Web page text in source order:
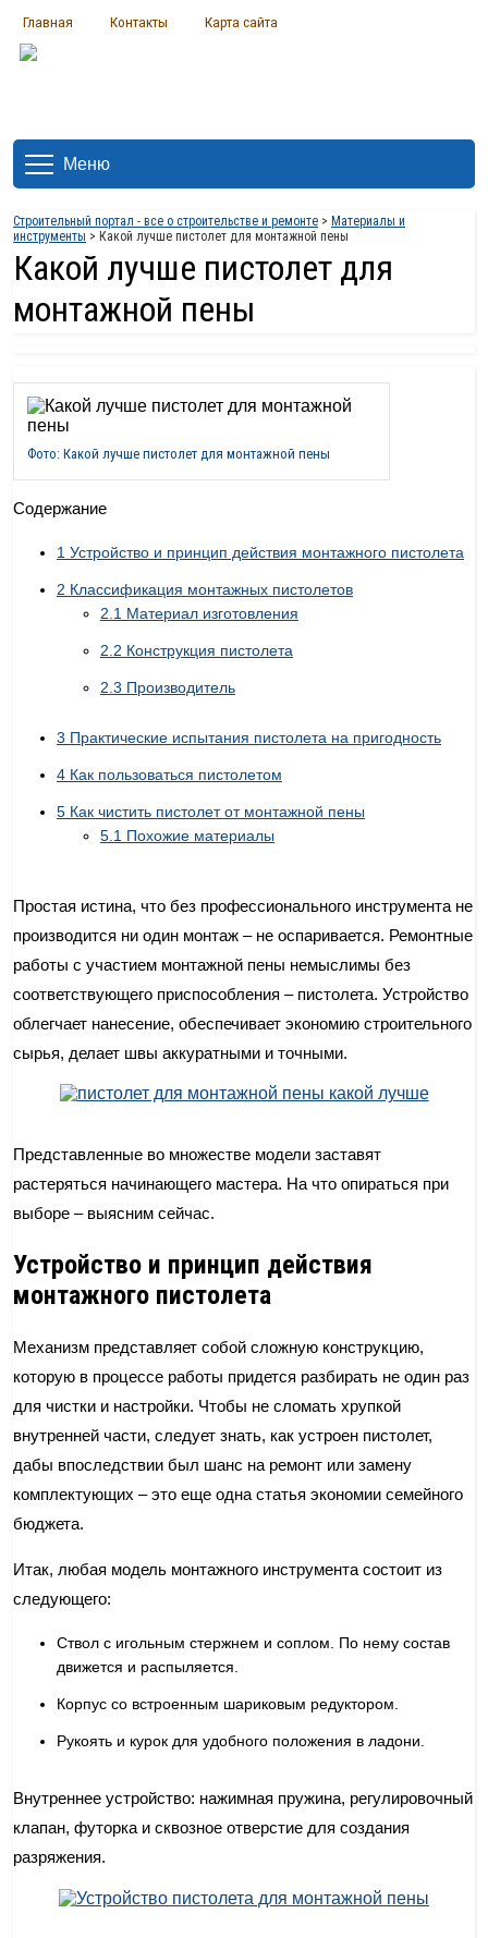
Главная Контакты Карта сайта
Меню
Строительный портал - все о строительстве и ремонте > Материалы и
инструменты > Какой лучше пистолет для монтажной пены
Какой лучше пистолет для
монтажной пены
Фото: Какой лучше пистолет для монтажной пены
Содержание
1 Устройство и принцип действия монтажного пистолета
2 Классификация монтажных пистолетов
2.1 Материал изготовления
2.2 Конструкция пистолета
2.3 Производитель
3 Практические испытания пистолета на пригодность
4 Как пользоваться пистолетом
5 Как чистить пистолет от монтажной пены
5.1 Похожие материалы
Простая истина, что без профессионального инструмента не
производится ни один монтаж – не оспаривается. Ремонтные
работы с участием монтажной пены немыслимы без
соответствующего приспособления – пистолета. Устройство
облегчает нанесение, обеспечивает экономию строительного
сырья, делает швы аккуратными и точными.
Представленные во множестве модели заставят
растеряться начинающего мастера. На что опираться при
выборе – выясним сейчас.
Устройство и принцип действия
монтажного пистолета
Механизм представляет собой сложную конструкцию,
которую в процессе работы придется разбирать не один раз
для чистки и настройки. Чтобы не сломать хрупкой
внутренней части, следует знать, как устроен пистолет,
дабы впоследствии был шанс на ремонт или замену
комплектующих – это еще одна статья экономии семейного
бюджета.
Итак, любая модель монтажного инструмента состоит из
следующего:
Ствол с игольным стержнем и соплом. По нему состав
движется и распыляется.
Корпус со встроенным шариковым редуктором.
Рукоять и курок для удобного положения в ладони.
Внутреннее устройство: нажимная пружина, регулировочный
клапан, футорка и сквозное отверстие для создания
разряжения.